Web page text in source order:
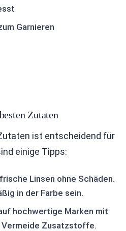
Garnieren
Zutaten
ist entscheidend für
einige Tipps:
Linsen ohne Schäden.
in der Farbe sein.
hochwertige Marken mit
Vermeide Zusatzstoffe.